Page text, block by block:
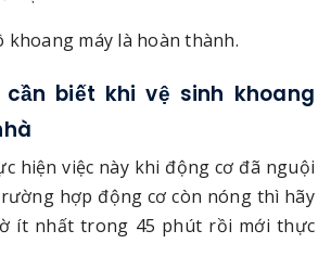
khoang máy là hoàn thành.
biết khi vệ sinh khoang
hiện việc này khi động cơ đã nguội
hợp động cơ còn nóng thì hãy
ít nhất trong 45 phút rồi mới thực